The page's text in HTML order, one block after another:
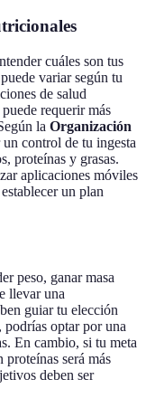
cuáles son tus
variar según tu
de salud
requerir más
la Organización
control de tu ingesta
proteínas y grasas.
aplicaciones móviles
un plan
peso, ganar masa
llevar una
guiar tu elección
podrías optar por una
En cambio, si tu meta
proteínas será más
deben ser